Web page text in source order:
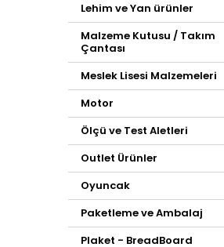
Lehim ve Yan ürünler
Malzeme Kutusu / Takım
Çantası
Meslek Lisesi Malzemeleri
Motor
Ölçü ve Test Aletleri
Outlet Ürünler
Oyuncak
Paketleme ve Ambalaj
Plaket - BreadBoard